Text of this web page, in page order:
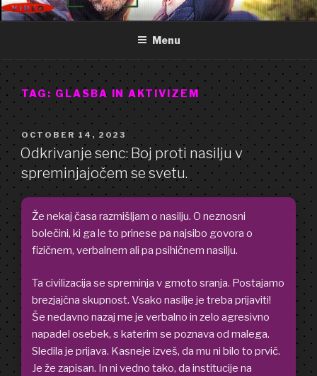
Skip
to
GOOD FREDDY
Art punk band from Izola Slovenia. We are just what you see.
Menu
TAG: GLASBA IN AKTIVIZEM
POSTED
ON
OCTOBER 14, 2023
Odkrivanje senc: Boj proti nasilju v
spreminjajočem se svetu.
Že nekaj časa razmišljam o nasilju. O neznosni
bolečini, ki ga le to prinese pa najsibo govora o
fizičnem, verbalnem ali pa psihičnem nasilju.
Ta civilizacija se spreminja v gmoto sranja. Postajamo
brezjajčna skupnost. Vsako nasilje je treba prijaviti!
Še nedavno nazaj me je verbalno in zelo agresivno
napadel osebek, s katerim se poznava od malega.
Sledila je prijava. Kasneje izveš, da mu ni bilo to prvič.
Je že zapisan. In ni vedno tako, da institucije na